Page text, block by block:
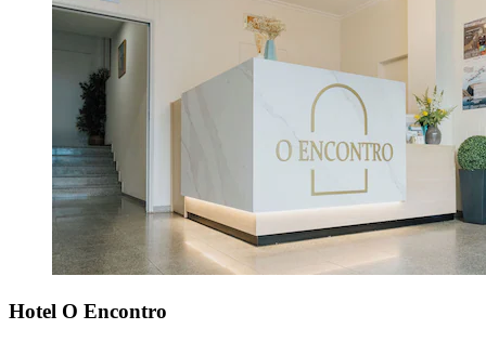
Hotel O Encontro